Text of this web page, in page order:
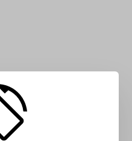
caratteri in a casella: